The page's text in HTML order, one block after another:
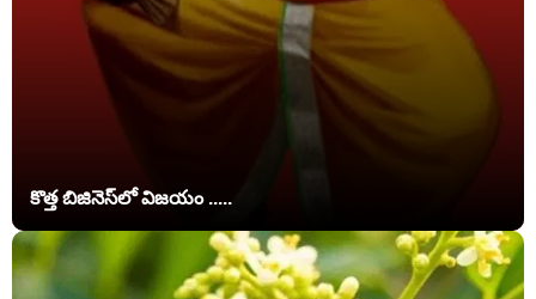
కొత్త బిజినెస్‌లో విజయం .....